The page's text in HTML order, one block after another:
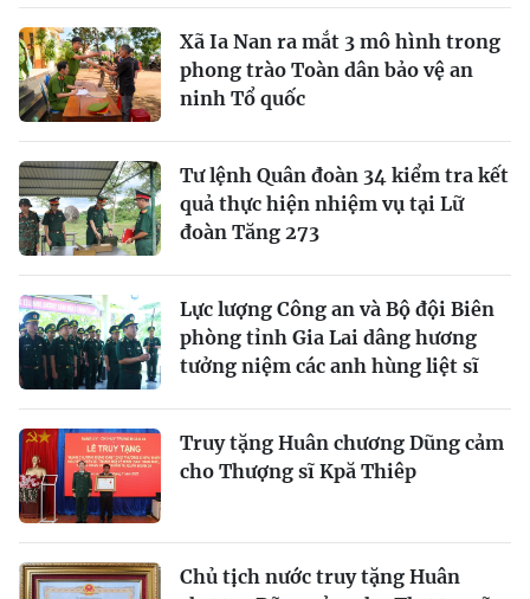
Xã Ia Nan ra mắt 3 mô hình trong
phong trào Toàn dân bảo vệ an
ninh Tổ quốc
Tư lệnh Quân đoàn 34 kiểm tra kết
quả thực hiện nhiệm vụ tại Lữ
đoàn Tăng 273
Lực lượng Công an và Bộ đội Biên
phòng tỉnh Gia Lai dâng hương
tưởng niệm các anh hùng liệt sĩ
Truy tặng Huân chương Dũng cảm
cho Thượng sĩ Kpă Thiêp
Chủ tịch nước truy tặng Huân